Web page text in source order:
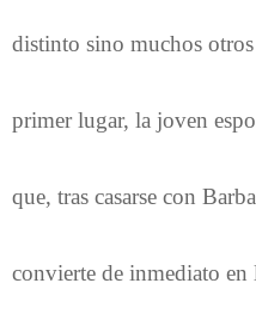
distinto sino muchos
primer lugar, la joven
que, tras casarse con
convierte de inmediato